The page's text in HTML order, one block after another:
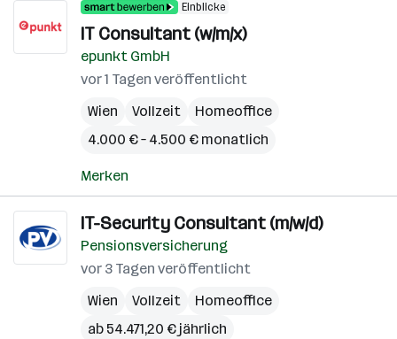
Einblicke
IT Consultant (w/m/x)
epunkt GmbH
vor 1 Tagen veröffentlicht
Wien
Vollzeit
Homeoffice
4.000 € – 4.500 € monatlich
Merken
IT-Security Consultant (m/w/d)
Pensionsversicherung
vor 3 Tagen veröffentlicht
Wien
Vollzeit
Homeoffice
ab 54.471,20 € jährlich